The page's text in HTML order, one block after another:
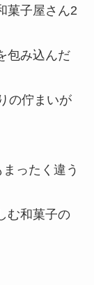
菓子屋さん2
包み込んだ
の佇まいが
ったく違う
む和菓子の